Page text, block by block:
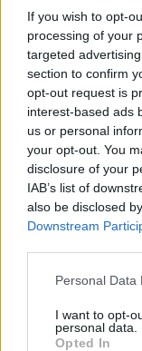
If you wish to opt-
processing of your
targeted
section to confirm
opt-out request is
interest-based ads
us or personal
your opt-out. You
disclosure of your
IAB’s list of
also be disclosed
Downstream
Personal Data
I want to opt-
personal data.
Opted In
Il futuro di
rossonere.
ultimi giorni,
cassa e per
talentuoso
ormai totale.
Milanello nei
società si